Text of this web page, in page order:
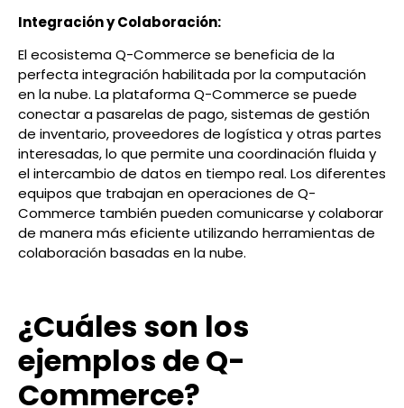
Integración y Colaboración:
El ecosistema Q-Commerce se beneficia de la
perfecta integración habilitada por la computación
en la nube. La plataforma Q-Commerce se puede
conectar a pasarelas de pago, sistemas de gestión
de inventario, proveedores de logística y otras partes
interesadas, lo que permite una coordinación fluida y
el intercambio de datos en tiempo real. Los diferentes
equipos que trabajan en operaciones de Q-
Commerce también pueden comunicarse y colaborar
de manera más eficiente utilizando herramientas de
colaboración basadas en la nube.
¿Cuáles son los
ejemplos de Q-
Commerce?